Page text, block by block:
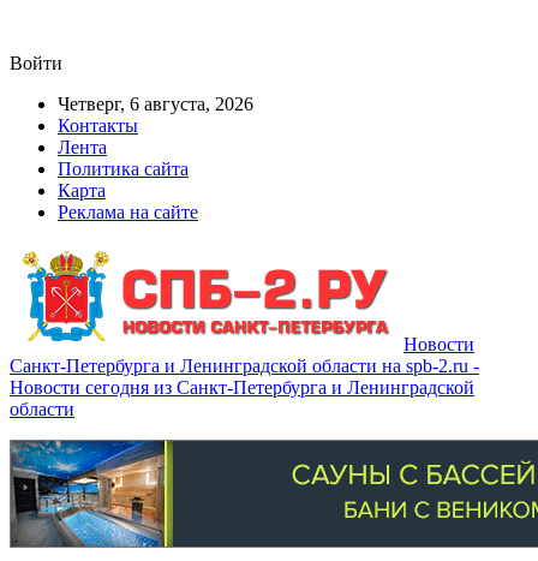
Войти
Четверг, 6 августа, 2026
Контакты
Лента
Политика сайта
Карта
Реклама на сайте
Новости
Санкт-Петербурга и Ленинградской области на spb-2.ru -
Новости сегодня из Санкт-Петербурга и Ленинградской
области